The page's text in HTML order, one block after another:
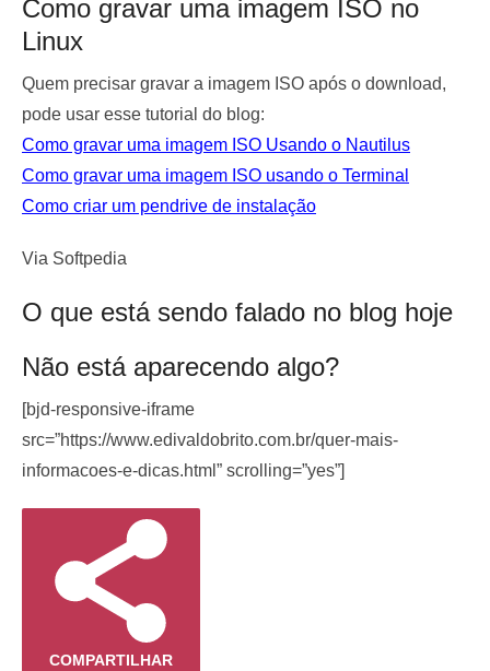
Como gravar uma imagem ISO no
Linux
Quem precisar gravar a imagem ISO após o download,
pode usar esse tutorial do blog:
Como gravar uma imagem ISO Usando o Nautilus
Como gravar uma imagem ISO usando o Terminal
Como criar um pendrive de instalação
Via Softpedia
O que está sendo falado no blog hoje
Não está aparecendo algo?
[bjd-responsive-iframe
src=”https://www.edivaldobrito.com.br/quer-mais-
informacoes-e-dicas.html” scrolling=”yes”]
COMPARTILHAR